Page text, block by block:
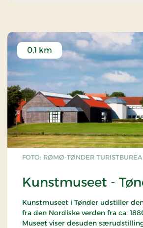
FOTO: RØMØ-TØNDER
Kunstmuseet -
0,1 km
Kunstmuseet i Tønder udstiller
fra den Nordiske verden fra ca.
Museet viser desuden